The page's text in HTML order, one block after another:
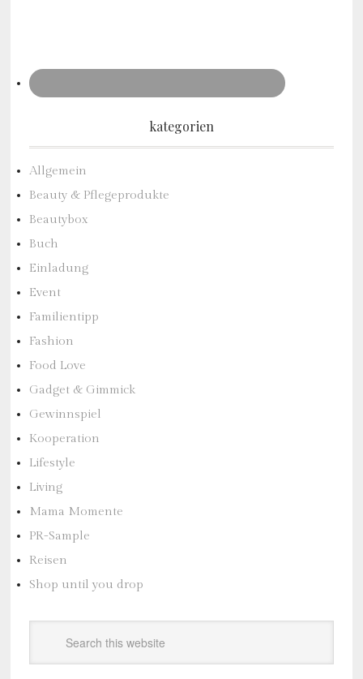
kategorien
Allgemein
Beauty & Pflegeprodukte
Beautybox
Buch
Einladung
Event
Familientipp
Fashion
Food Love
Gadget & Gimmick
Gewinnspiel
Kooperation
Lifestyle
Living
Mama Momente
PR-Sample
Reisen
Shop until you drop